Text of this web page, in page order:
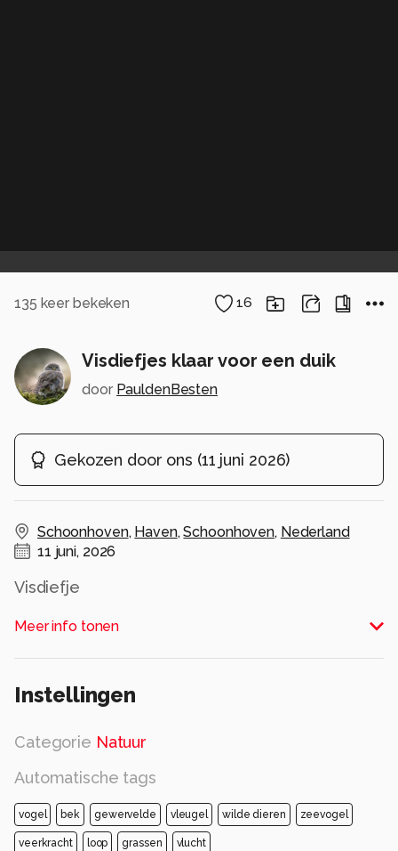
135 keer bekeken 16
Visdiefjes klaar voor een duik
door PauldenBesten
Gekozen door ons (11 juni 2026)
Schoonhoven, Haven,Schoonhoven, Nederland
11 juni, 2026
Alle rechten voorbehouden
Meer info tonen
Instellingen
Categorie Natuur
Automatische tags
vogel bek gewervelde vleugel wilde dieren zeevogel
veerkracht loop grassen vlucht